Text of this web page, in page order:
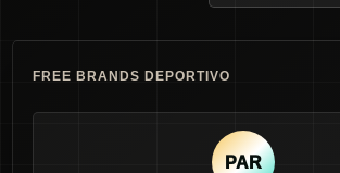
FREE BRANDS DEPORTIVO
PAR